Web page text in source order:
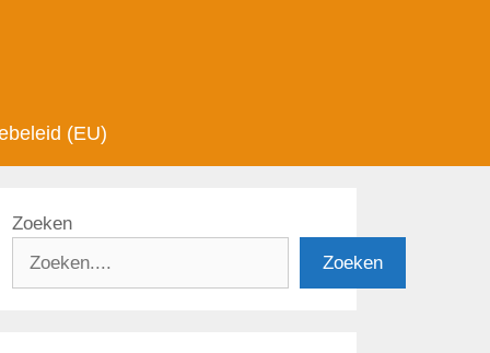
(EU)
Zoeken
Zoeken